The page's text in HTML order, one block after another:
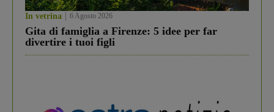
In vetrina 6 Agosto 2026
Gita di famiglia a Firenze: 5 idee per far
divertire i tuoi figli